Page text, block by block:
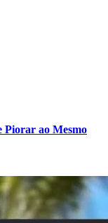
Piorar ao Mesmo